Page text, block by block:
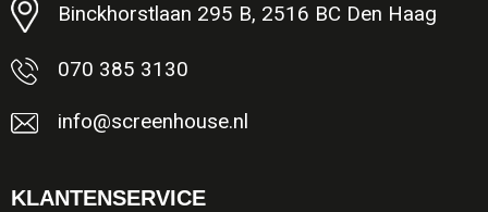
Binckhorstlaan 295 B, 2516 BC Den Haag
070 385 3130
info@screenhouse.nl
KLANTENSERVICE